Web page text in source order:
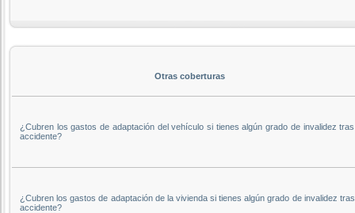
Otras coberturas
¿Cubren los gastos de adaptación del vehículo si tienes algún grado de invalidez
accidente?
¿Cubren los gastos de adaptación de la vivienda si tienes algún grado de invalidez
accidente?